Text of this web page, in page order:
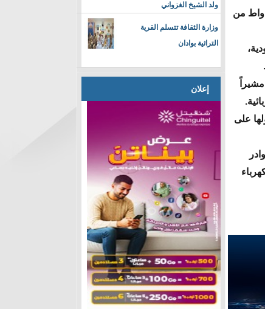
تعمل بالغاز في منطقة انجاكو، لتوليد 230 ميغاواط من
700 مليون دولار، مشيراً
في أكثر من 65% من أصولها على
ولد الشيخ الغزواني
وزارة الثقافة تتسلم القرية
التراثية بوادان
إعلان